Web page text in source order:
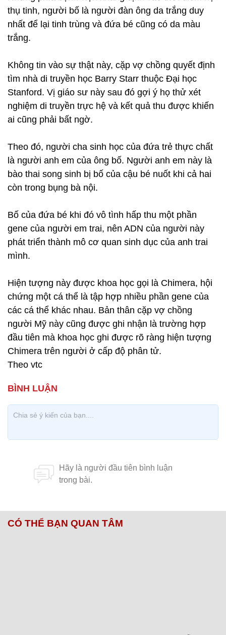
thụ tinh, người bố là người đàn ông da trắng duy
nhất để lại tinh trùng và đứa bé cũng có da màu
trắng.
Không tin vào sự thật này, cặp vợ chồng quyết định
tìm nhà di truyền học Barry Starr thuộc Đại học
Stanford. Vị giáo sư này sau đó gợi ý họ thử xét
nghiệm di truyền trực hệ và kết quả thu được khiến
ai cũng phải bất ngờ.
Theo đó, người cha sinh học của đứa trẻ thực chất
là người anh em của ông bố. Người anh em này là
bào thai song sinh bị bố của cậu bé nuốt khi cả hai
còn trong bụng bà nội.
Bố của đứa bé khi đó vô tình hấp thu một phần
gene của người em trai, nên ADN của người này
phát triển thành mô cơ quan sinh dục của anh trai
mình.
Hiện tượng này được khoa học gọi là Chimera, hội
chứng một cá thể là tập hợp nhiều phần gene của
các cá thể khác nhau. Bản thân cặp vợ chồng
người Mỹ này cũng được ghi nhận là trường hợp
đầu tiên mà khoa học ghi được rõ ràng hiện tượng
Chimera trên người ở cấp độ phân tử.
Theo vtc
CÓ THỂ BẠN QUAN TÂM